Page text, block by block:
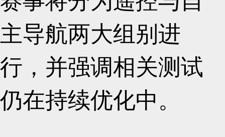
主导航两大组别进
行，并强调相关测试
仍在持续优化中。